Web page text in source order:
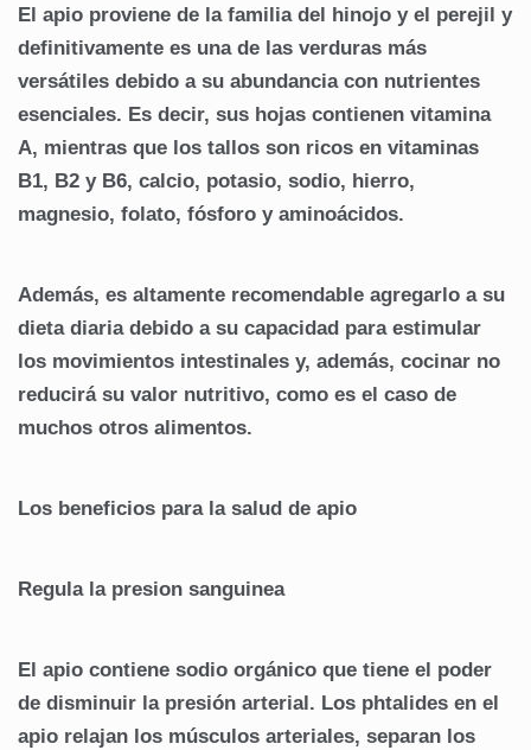
El apio proviene de la familia del hinojo y el perejil y
definitivamente es una de las verduras más
versátiles debido a su abundancia con nutrientes
esenciales. Es decir, sus hojas contienen vitamina
A, mientras que los tallos son ricos en vitaminas
B1, B2 y B6, calcio, potasio, sodio, hierro,
magnesio, folato, fósforo y aminoácidos.
Además, es altamente recomendable agregarlo a su
dieta diaria debido a su capacidad para estimular
los movimientos intestinales y, además, cocinar no
reducirá su valor nutritivo, como es el caso de
muchos otros alimentos.
Los beneficios para la salud de apio
Regula la presion sanguinea
El apio contiene sodio orgánico que tiene el poder
de disminuir la presión arterial. Los phtalides en el
apio relajan los músculos arteriales, separan los